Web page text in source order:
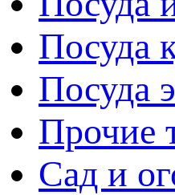
Посуда
Посуда
Прочие
Сад и